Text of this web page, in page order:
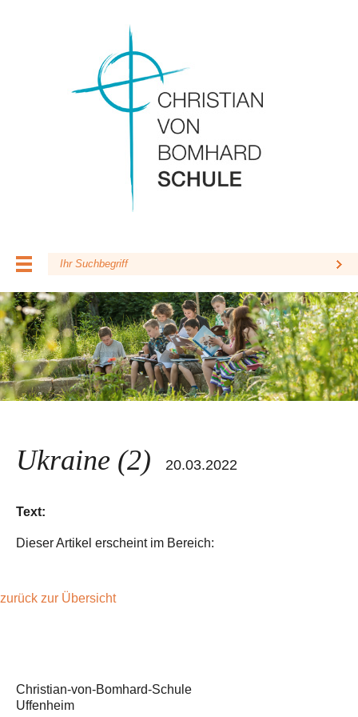
Ukraine (2) 20.03.2022
Text:
Dieser Artikel erscheint im Bereich:
zurück zur Übersicht
Christian-von-Bomhard-Schule
Uffenheim